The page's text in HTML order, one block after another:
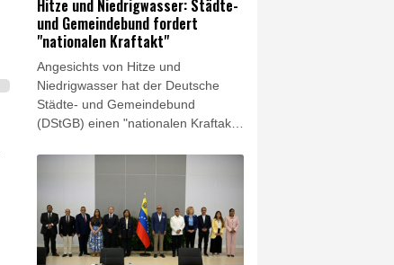
scharf und warfen der Regierung
vor, zentrale klimapolitische
Instrumente sogar abzuschwächen.
Hitze und Niedrigwasser: Städte-
und Gemeindebund fordert
"nationalen Kraftakt"
Angesichts von Hitze und
Niedrigwasser hat der Deutsche
Städte- und Gemeindebund
(DStGB) einen "nationalen Kraftakt
Klimaanpassung" in den Kommunen
gefordert. "Bereits jetzt ist die Hälfte
aller Landkreise und kreisfreien
Städte in Deutschland von akutem
oder strukturellem
Grundwasserstress betroffen",